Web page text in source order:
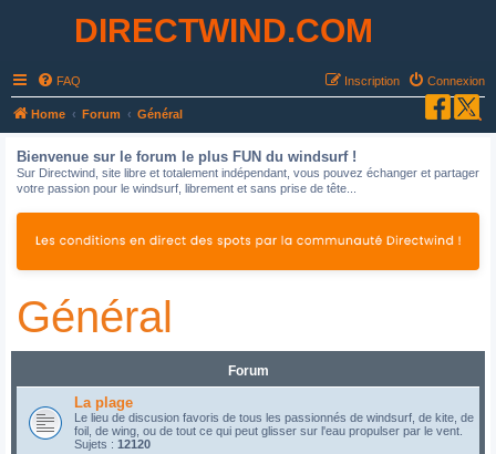
DIRECTWIND.COM
FAQ Connexion
Inscription
Home Forum Général
r
Bienvenue sur le forum le plus FUN du windsurf !
Sur Directwind, site libre et totalement indépendant, vous pouvez échanger et partager
votre passion pour le windsurf, librement et sans prise de tête...
Général
Forum
La plage
Le lieu de discusion favoris de tous les passionnés de windsurf, de kite, de
foil, de wing, ou de tout ce qui peut glisser sur l'eau propulser par le vent.
Sujets : 12120